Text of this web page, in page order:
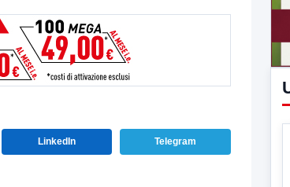
LinkedIn Telegram